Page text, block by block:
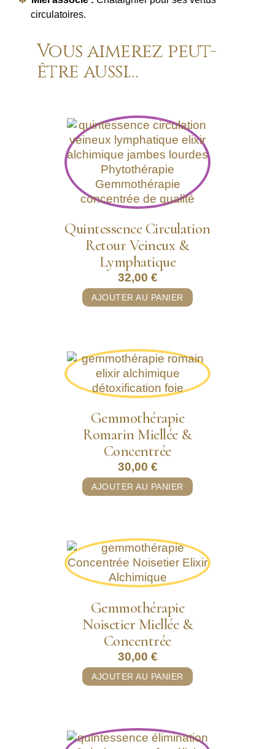
circulatoires.
Vous aimerez peut-
être aussi…
Quintessence Circulation
Retour Veineux &
Lymphatique
32,00 €
AJOUTER AU PANIER
Gemmothérapie
Romarin Miellée &
Concentrée
30,00 €
AJOUTER AU PANIER
Gemmothérapie
Noisetier Miellée &
Concentrée
30,00 €
AJOUTER AU PANIER